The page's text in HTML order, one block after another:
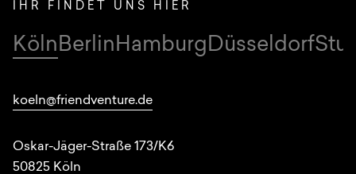
IHR FINDET UNS HIER
Standorte
KölnBerlinHamburgDüsseldorf
koeln@friendventure.de
Oskar-Jäger-Straße 173/K6
50825 Köln